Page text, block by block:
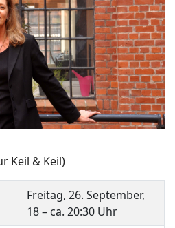
Keil & Keil)
Freitag, 26. September,
18 – ca. 20:30 Uhr